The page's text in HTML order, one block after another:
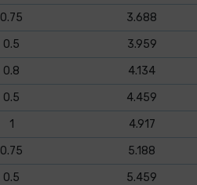
0.75 3.688
0.5
3.959
0.8 4.134
0.5
4.459
1 4.917
0.75
5.188
0.5
5.459